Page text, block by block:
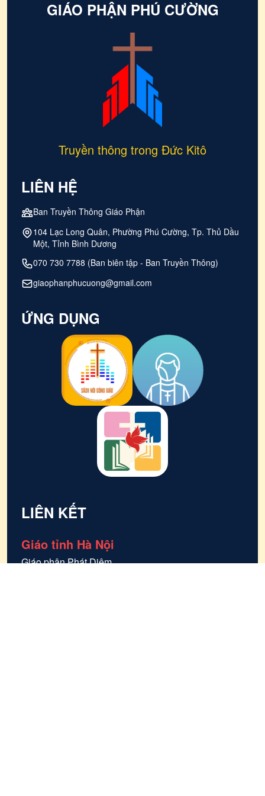
GIÁO PHẬN PHÚ CƯỜNG
Truyền thông trong Đức Kitô
LIÊN HỆ
Ban Truyền Thông Giáo Phận
104 Lạc Long Quân, Phường Phú Cường, Tp. Thủ Dầu
Một, Tỉnh Bình Dương
070 730 7788 (Ban biên tập - Ban Truyền Thông)
giaophanphucuong@gmail.com
ỨNG DỤNG
LIÊN KẾT
Giáo tỉnh Hà Nội
Giáo phậnPhát Diệm